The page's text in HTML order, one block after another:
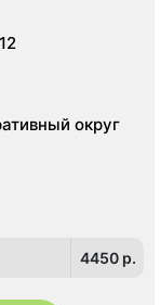
округ
4450 p.